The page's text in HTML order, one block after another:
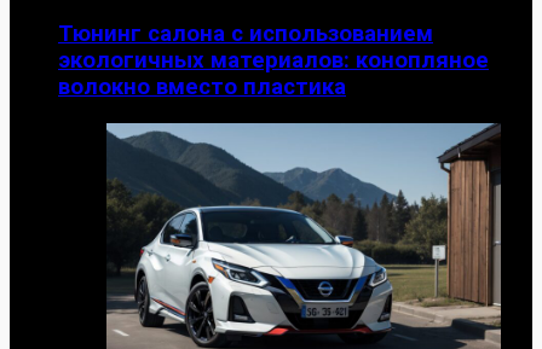
Тюнинг салона с использованием
экологичных материалов: конопляное
волокно вместо пластика